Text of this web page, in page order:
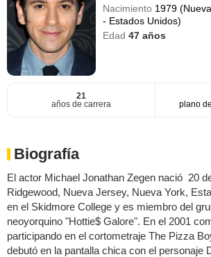
Nacimiento 1979
- Estados Unidos)
Edad47 años
21
años de carrera
plano
Biografía
El actor Michael Jonathan Zegen nació 20
Ridgewood, Nueva Jersey, Nueva York,
en el Skidmore College y es miembro del
neoyorquino "Hottie$ Galore". En el 2001
participando en el cortometraje The Pizza
debutó en la pantalla chica con el personaje